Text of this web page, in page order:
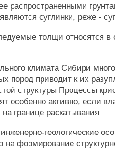
распространенными
суглинки, реже -
толщи относятся в
климата Сибири
пород приводит к их
структуры Процессы
особенно активно, если
границе раскатывания
геологические
на формирование